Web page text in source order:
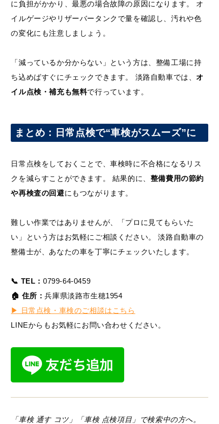
に負担がかかり、最悪の場合故障の原因になります。 オ
イルゲージやリザーバータンクで量を確認し、汚れや色
の変化にも注意しましょう。
「減っているか分からない」という方は、整備工場に持
ち込めばすぐにチェックできます。 淡路自動車では、オ
イル点検・補充も無料で行っています。
まとめ：日常点検で“車検がスムーズ”に
日常点検をしておくことで、車検時に不合格になるリス
クを減らすことができます。 結果的に、 整備費用の節約
や再検査の回避にもつながります。
難しい作業ではありませんが、「プロに見てもらいた
い」という方はお気軽にご相談ください。 淡路自動車の
整備士が、あなたの車を丁寧にチェックいたします。
📞 TEL：0799-64-0459
🏠 住所：兵庫県淡路市生穂1954
▶︎ 日常点検・車検のご相談はこちら
LINEからもお気軽にお問い合わせください。
「車検 通す コツ」「車検 点検項目」で検索中の方へ。